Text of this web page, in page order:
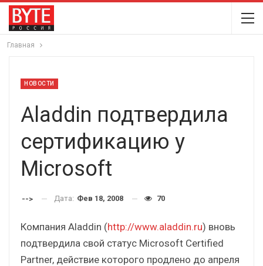
Главная
НОВОСТИ
Aladdin подтвердила
сертификацию у
Microsoft
--> Дата: Фев 18, 2008 70
Компания Aladdin (http://www.aladdin.ru) вновь
подтвердила свой статус Microsoft Certified
Partner, действие которого продлено до апреля